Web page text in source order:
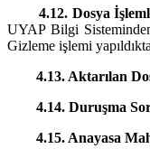
4.12. Dosya
UYAP Bilgi
Gizleme işlemi
4.13. Aktarılan
4.14. Duruşma
4.15. Anayasa